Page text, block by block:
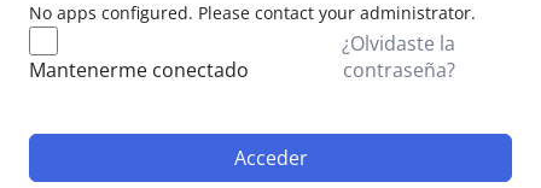
No apps configured. Please contact your administrator.
Mantenerme conectado
¿Olvidaste la
contraseña?
Acceder